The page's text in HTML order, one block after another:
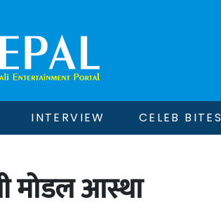
INTERVIEW CELEB BITES
मोडल आस्था